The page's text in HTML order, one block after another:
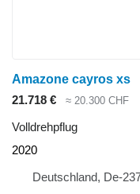
Amazone cayros xs
21.718 €
≈ 20.300 CHF
Volldrehpflug
2020
Deutschland, De-